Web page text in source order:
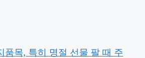
품목, 특히 명절 선물 팔 때 주